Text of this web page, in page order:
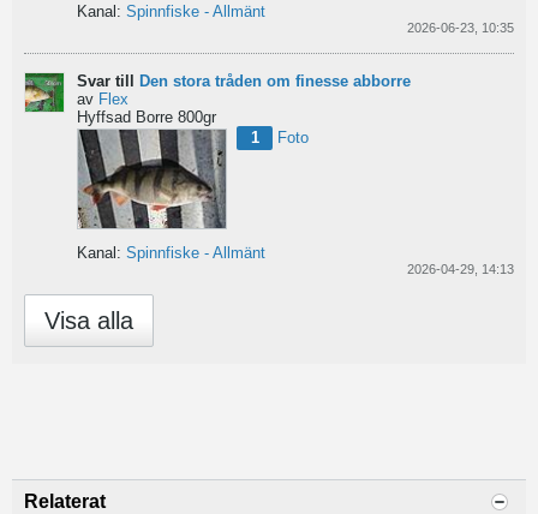
Kanal: Spinnfiske - Allmänt
2026-06-23, 10:35
Svar till Den stora tråden om finesse abborre
av Flex
Hyffsad Borre 800gr
1
Foto
Kanal: Spinnfiske - Allmänt
2026-04-29, 14:13
Visa alla
Relaterat